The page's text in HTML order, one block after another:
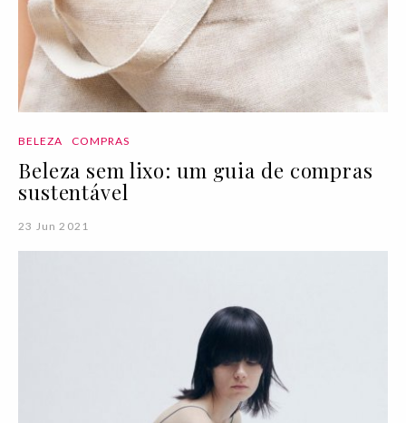
BELEZA COMPRAS
Beleza sem lixo: um guia de compras
sustentável
23 Jun 2021